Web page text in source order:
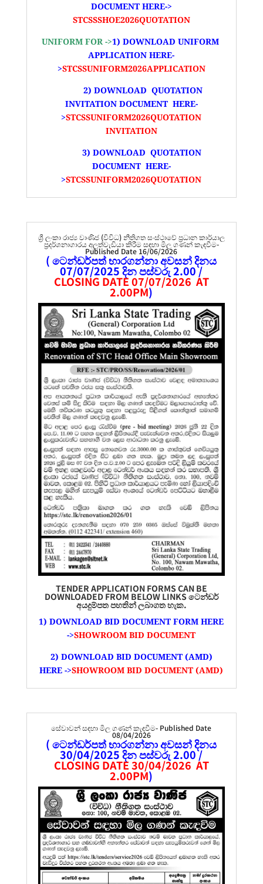
DOCUMENT HERE->
STCSSSHOE2026QUOTATION
UNIFORM FOR ->1) DOWNLOAD UNIFORM
APPLICATION HERE-
>STCSSUNIFORM2026APPLICATION
2) DOWNLOAD QUOTATION
INVITATION DOCUMENT HERE-
>STCSSUNIFORM2026QUOTATION
INVITATION
3) DOWNLOAD QUOTATION
DOCUMENT HERE-
>STCSSUNIFORM2026QUOTATION
ශ්‍රී ලංකා රාජ්‍ය වාණිජ (විවිධ) නීතිගත සංස්ථාවේ ප්‍රධාන කාර්යාල
ප්‍රදර්ශනාගාරය අලුත්වැඩියා කිරීම සඳහා මිල ගණන් කැඳවීම-
Published Date 16/06/2026
( ටෙන්ඩර්පත් භාරගන්නා අවසන් දිනය
07/07/2025 දින පස්වරු 2.00 /
CLOSING DATE 07/07/2026 AT
2.00PM)
TENDER APPLICATION FORMS CAN BE
DOWNLOADED FROM BELOW LINKS ටෙන්ඩර්
අයදුම්පතපහතින් ලබාගත හැක.
1) DOWNLOAD BID DOCUMENT FORM HERE
->SHOWROOM BID DOCUMENT
2) DOWNLOAD BID DOCUMENT (AMD)
HERE ->SHOWROOM BID DOCUMENT (AMD)
සේවාවන් සඳහා මිල ගණන් කැඳවීම- Published Date
08/04/2026
( ටෙන්ඩර්පත් භාරගන්නා අවසන් දිනය
30/04/2025 දින පස්වරු 2.00 /
CLOSING DATE 30/04/2026 AT
2.00PM)